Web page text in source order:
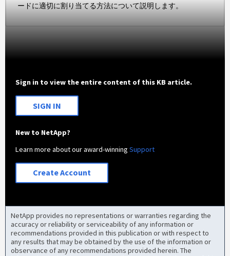
ードに適切に割り当てる方法について説明します。
Sign in to view the entire content of this KB article.
SIGN IN
New to NetApp?
Learn more about our award-winningSupport
Create Account
NetApp provides no representations or warranties regarding the
accuracy or reliability or serviceability of any information or
recommendations provided in this publication or with respect to
any results that may be obtained by the use of the information or
observance of any recommendations provided herein. The